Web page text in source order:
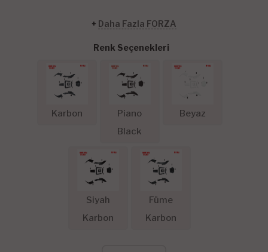
+ Daha Fazla FORZA
Renk Seçenekleri
Karbon
Piano
Black
Beyaz
Siyah
Karbon
Füme
Karbon